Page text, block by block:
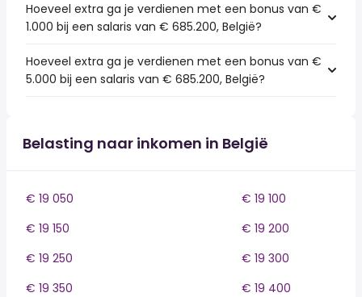
Hoeveel extra ga je verdienen met een bonus van €
1.000 bij een salaris van € 685.200, België?
Hoeveel extra ga je verdienen met een bonus van €
5.000 bij een salaris van € 685.200, België?
Belasting naar inkomen in België
€ 19 050
€ 19 100
€ 19 150
€ 19 200
€ 19 250
€ 19 300
€ 19 350
€ 19 400